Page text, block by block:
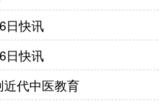
日快讯
日快讯
代中医教育